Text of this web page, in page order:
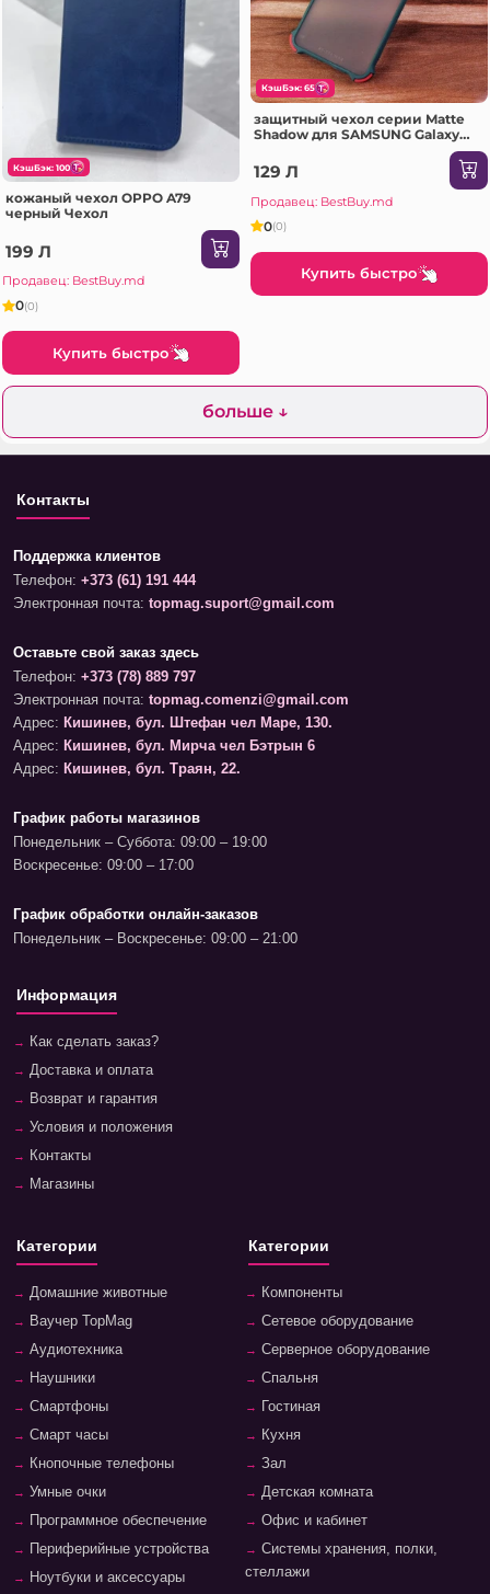
КэшБэк: 100
кожаный чехол OPPO A79
черный Чехол
199 Л
Продавец: BestBuy.md
0(0)
Купить быстро
КэшБэк: 65
защитный чехол серии Matte
Shadow для SAMSUNG Galaxy
129 Л
Продавец: BestBuy.md
0(0)
Купить быстро
больше ↓
Контакты
Поддержка клиентов
Телефон: +373 (61) 191 444
Электронная почта: topmag.suport@gmail.com
Оставьте свой заказ здесь
Телефон: +373 (78) 889 797
Электронная почта: topmag.comenzi@gmail.com
Адрес: Кишинев, бул. Штефан чел Маре, 130.
Адрес: Кишинев, бул. Мирча чел Бэтрын 6
Адрес: Кишинев, бул. Траян, 22.
График работы магазинов
Понедельник – Суббота: 09:00 – 19:00
Воскресенье: 09:00 – 17:00
График обработки онлайн-заказов
Понедельник – Воскресенье: 09:00 – 21:00
Информация
Как сделать заказ?
Доставка и оплата
Возврат и гарантия
Условия и положения
Контакты
Магазины
Категории
Домашние животные
Ваучер TopMag
Аудиотехника
Наушники
Смартфоны
Смарт часы
Кнопочные телефоны
Умные очки
Программное обеспечение
Периферийные устройства
Ноутбуки и аксессуары
Категории
Компоненты
Сетевое оборудование
Серверное оборудование
Спальня
Гостиная
Кухня
Зал
Детская комната
Офис и кабинет
Системы хранения, полки,
стеллажи